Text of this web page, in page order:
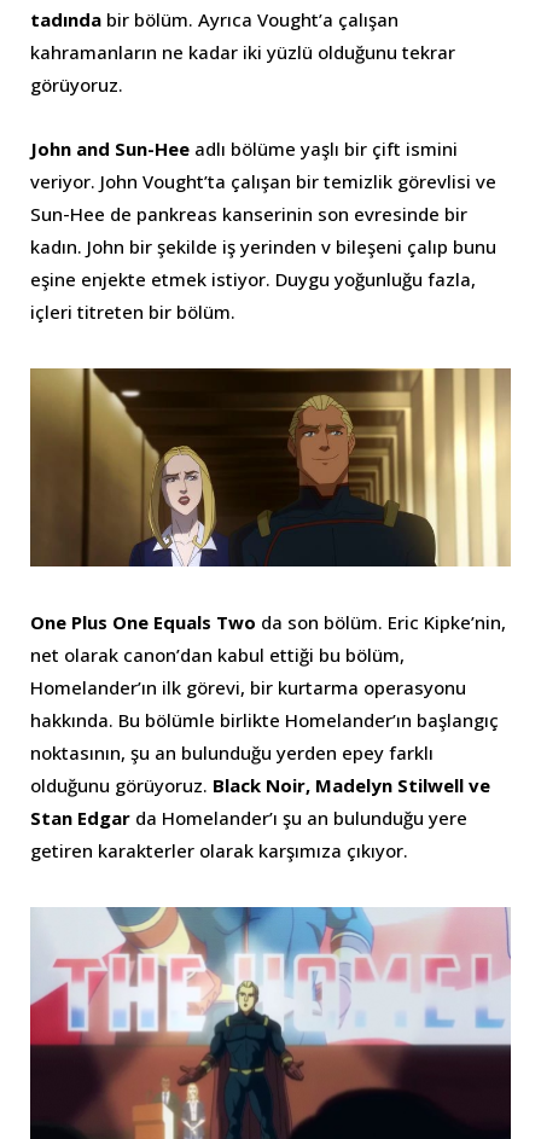
tadında bir bölüm. Ayrıca Vought’a çalışan
kahramanların ne kadar iki yüzlü olduğunu tekrar
görüyoruz.
John and Sun-Hee adlı bölüme yaşlı bir çift ismini
veriyor. John Vought’ta çalışan bir temizlik görevlisi ve
Sun-Hee de pankreas kanserinin son evresinde bir
kadın. John bir şekilde iş yerinden v bileşeni çalıp bunu
eşine enjekte etmek istiyor. Duygu yoğunluğu fazla,
içleri titreten bir bölüm.
One Plus One Equals Two da son bölüm. Eric Kipke’nin,
net olarak canon’dan kabul ettiği bu bölüm,
Homelander’ın ilk görevi, bir kurtarma operasyonu
hakkında. Bu bölümle birlikte Homelander’ın başlangıç
noktasının, şu an bulunduğu yerden epey farklı
olduğunu görüyoruz. Black Noir, Madelyn Stilwell ve
Stan Edgar da Homelander’ı şu an bulunduğu yere
getiren karakterler olarak karşımıza çıkıyor.